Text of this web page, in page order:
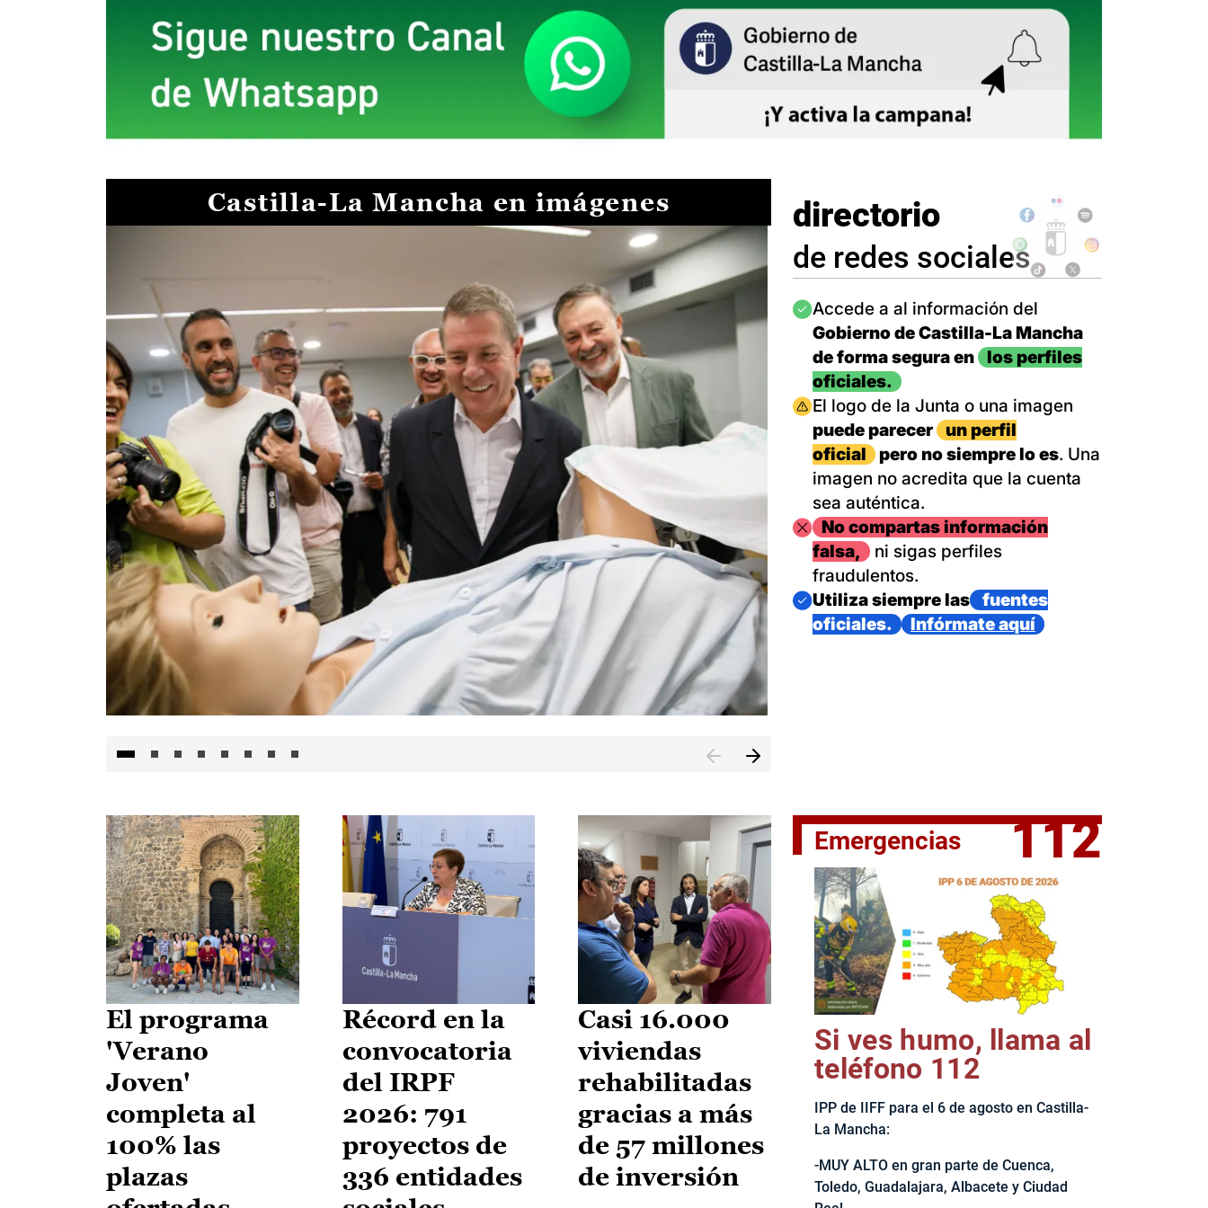
Castilla-La Mancha en imágenes
El jefe del Ejecutivo castellanomanchego, Emiliano García-
directorio
de redes sociales
Imagen
Accede a al información del
Gobierno de Castilla-La Mancha
de forma segura en
los perfiles
oficiales.
Imagen
El logo de la Junta o una imagen
puede parecer
un perfil
oficial
pero no siempre lo es. Una
imagen no acredita que la cuenta
sea auténtica.
ImagenNo compartas información
falsa,
ni sigas perfiles
fraudulentos.
Imagen
Utiliza siempre las
fuentes
oficiales.
Infórmate aquí
El programa
'Verano
Joven'
completa al
100% las
plazas
Récord en la
convocatoria
del IRPF
2026: 791
proyectos de
336 entidades
Casi 16.000
viviendas
rehabilitadas
gracias a más
de 57 millones
de inversión
Emergencias 112
Si ves humo, llama al
teléfono 112
IPP de IIFF para el 6 de agosto en Castilla-
La Mancha:
-MUY ALTO en gran parte de Cuenca,
Toledo, Guadalajara, Albacete y Ciudad